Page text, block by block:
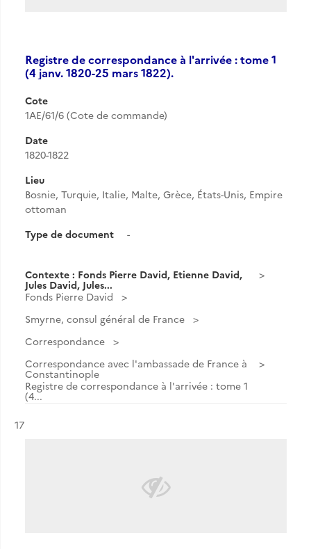
Registre de correspondance à l'arrivée : tome 1
(4 janv. 1820-25 mars 1822).
Cote
1AE/61/6 (Cote de commande)
Date
1820-1822
Lieu
Bosnie, Turquie, Italie, Malte, Grèce, États-Unis, Empire
ottoman
Type de document
-
Contexte : Fonds Pierre David, Etienne David,
Jules David, Jules...
Fonds Pierre David
Smyrne, consul général de France
Correspondance
Correspondance avec l'ambassade de France à
Constantinople
Registre de correspondance à l'arrivée : tome 1
(4...
Résultat n°
17